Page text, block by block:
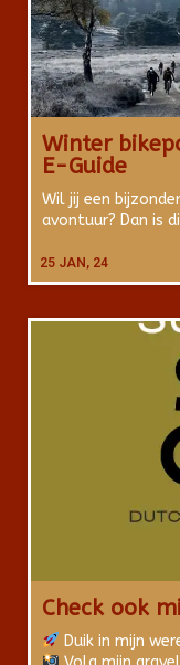
Winter
E-Guide
25 JAN, 24
Wil jij een
avontuur? Dan is
Check ook
Duik in mijn